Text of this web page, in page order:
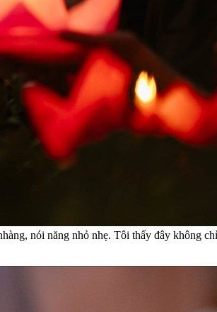
nói năng nhỏ nhẹ. Tôi thấy đây không